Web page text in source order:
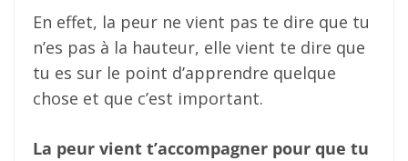
En effet, la peur ne vient pas te dire que tu
n’es pas à la hauteur, elle vient te dire que
tu es sur le point d’apprendre quelque
chose et que c’est important.
La peur vient t’accompagner pour que tu